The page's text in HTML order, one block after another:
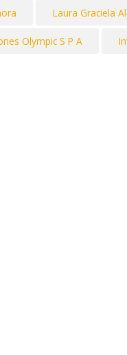
Laura Graciela
Olympic S P A